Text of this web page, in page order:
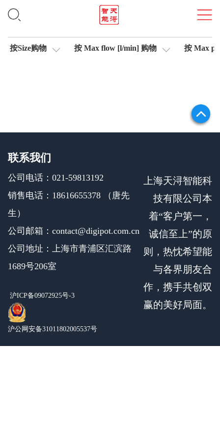
比例溢流阀
按Size购物 按 Max flow [l/min] 购物 按 Max
联系我们
公司电话：021-59813192
销售电话：18616655378 （唐先
生）
公司邮箱：contact@digipot.com.cn
公司地址：上海市青浦区汇滨路
1689号206室
沪ICP备09072925号-3
沪公网安备31011802005537号
上海天浔智能科
技有限公司本
着“客户第一，
诚信至上”的原
则，热忱希望能
与各界朋友合
作，携手共创双
赢的美好局面。